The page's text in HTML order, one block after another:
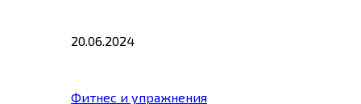
20.06.2024
Фитнес и упражнения